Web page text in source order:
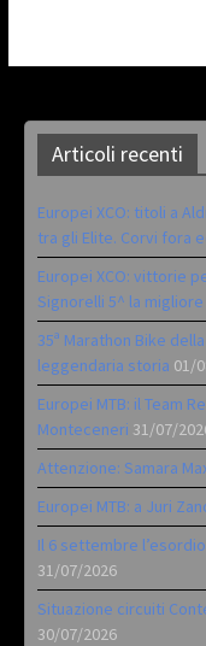
Articoli recenti
Europei XCO: titoli a
tra gli Elite. Corvi fora
Europei XCO: vittorie
Signorelli 5^ la
35ª Marathon Bike
leggendaria storia 01/
Europei MTB: il Team
Monteceneri 31/07/
Attenzione: Samara
Europei MTB: a Juri
Il 6 settembre
31/07/2026
Situazione circuiti
30/07/2026